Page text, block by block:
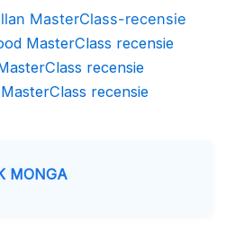
MasterClass-recensie
MasterClass recensie
recensie
recensie
MONGA